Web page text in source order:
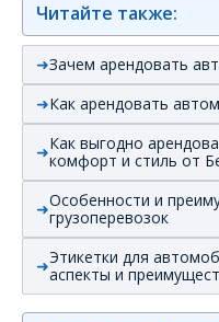
Читайте также:
Зачем арендовать
Как арендовать
Как выгодно
комфорт и стиль от
Особенности и
грузоперевозок
Этикетки для
аспекты и